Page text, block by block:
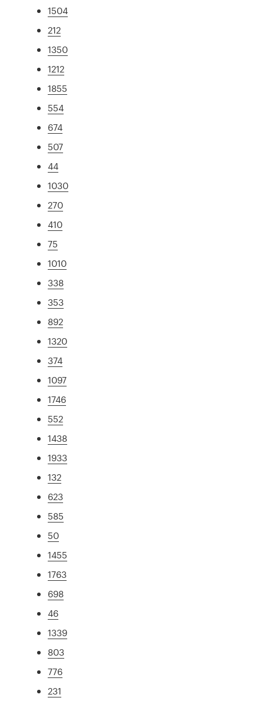
1504
212
1350
1212
1855
554
674
507
44
1030
270
410
75
1010
338
353
892
1320
374
1097
1746
552
1438
1933
132
623
585
50
1455
1763
698
46
1339
803
776
231